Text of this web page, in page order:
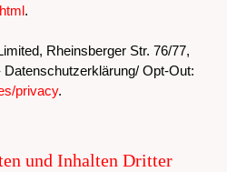
.
Rheinsberger Str. 76/77,
Opt-Out:
privacy.
und Inhalten Dritter